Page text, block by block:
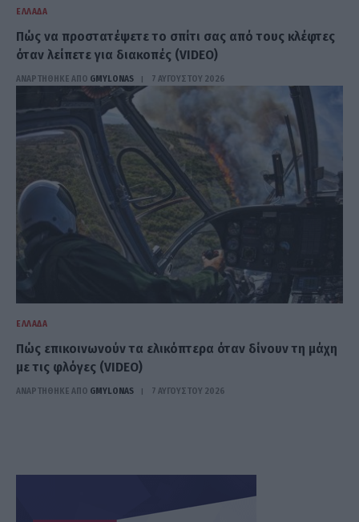
ΕΛΛΆΔΑ
Πώς να προστατέψετε το σπίτι σας από τους κλέφτες
όταν λείπετε για διακοπές (VIDEO)
ΑΝΑΡΤΗΘΗΚΕ ΑΠΟ GMYLONAS 7 ΑΥΓΟΎΣΤΟΥ 2026
ΕΛΛΆΔΑ
Πώς επικοινωνούν τα ελικόπτερα όταν δίνουν τη μάχη
με τις φλόγες (VIDEO)
ΑΝΑΡΤΗΘΗΚΕ ΑΠΟ GMYLONAS 7 ΑΥΓΟΎΣΤΟΥ 2026